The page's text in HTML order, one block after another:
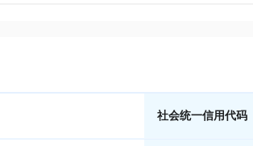
社会统一信用代码